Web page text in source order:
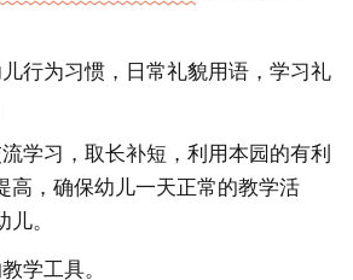
行为习惯，日常礼貌用语，学习礼
学习，取长补短，利用本园的有利
高，确保幼儿一天正常的教学活
。
学工具。